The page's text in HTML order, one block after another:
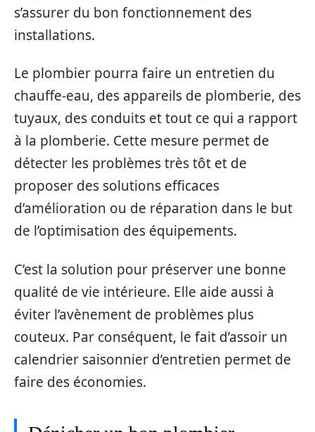
s’assurer du bon fonctionnement des
installations.
Le plombier pourra faire un entretien du
chauffe-eau, des appareils de plomberie, des
tuyaux, des conduits et tout ce qui a rapport
à la plomberie. Cette mesure permet de
détecter les problèmes très tôt et de
proposer des solutions efficaces
d’amélioration ou de réparation dans le but
de l’optimisation des équipements.
C’est la solution pour préserver une bonne
qualité de vie intérieure. Elle aide aussi à
éviter l’avènement de problèmes plus
couteux. Par conséquent, le fait d’assoir un
calendrier saisonnier d’entretien permet de
faire des économies.